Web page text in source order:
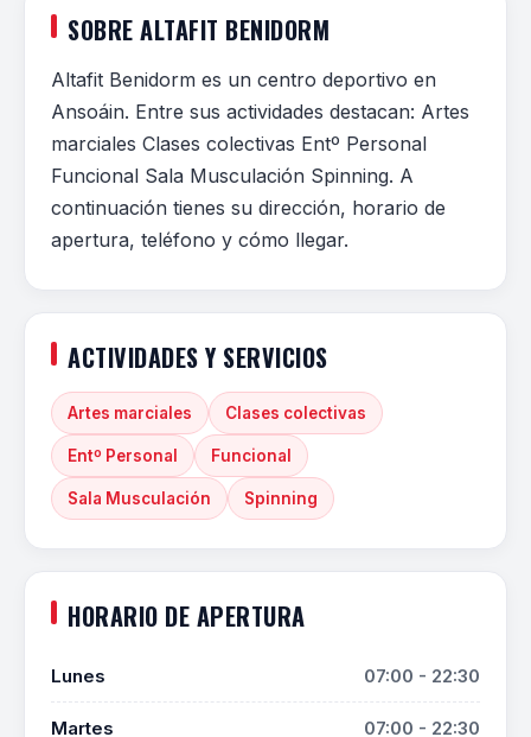
SOBRE ALTAFIT BENIDORM
Altafit Benidorm es un centro deportivo en
Ansoáin. Entre sus actividades destacan: Artes
marciales Clases colectivas Entº Personal
Funcional Sala Musculación Spinning. A
continuación tienes su dirección, horario de
apertura, teléfono y cómo llegar.
ACTIVIDADES Y SERVICIOS
Artes marciales Clases colectivas
Entº Personal Funcional
Sala Musculación Spinning
HORARIO DE APERTURA
Lunes 07:00 - 22:30
Martes 07:00 - 22:30